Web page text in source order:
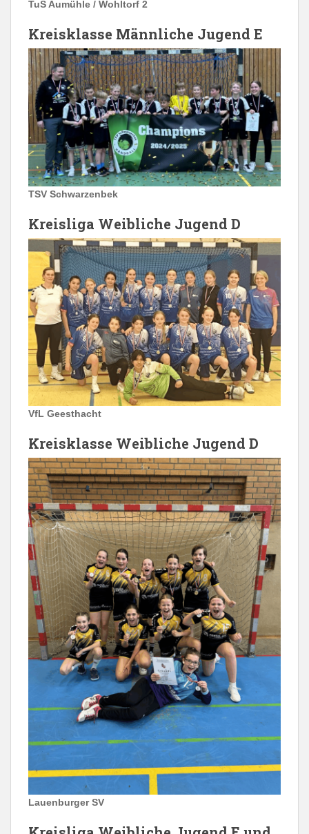
TuS Aumühle / Wohltorf 2
Kreisklasse Männliche Jugend E
TSV Schwarzenbek
Kreisliga Weibliche Jugend D
VfL Geesthacht
Kreisklasse Weibliche Jugend D
Lauenburger SV